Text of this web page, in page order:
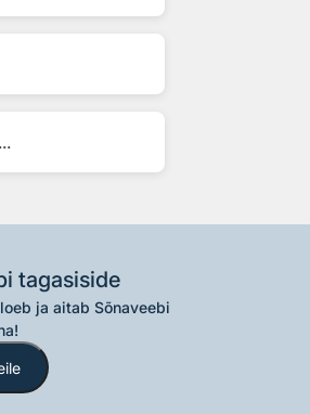
tagasiside
ja aitab Sõnaveebi